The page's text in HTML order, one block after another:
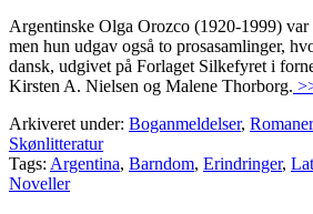
Argentinske Olga Orozco (1920-1999)
men hun udgav også to prosasamlinger,
dansk, udgivet på Forlaget Silkefyret i
Kirsten A. Nielsen og Malene Thorborg.
Arkiveret under: Boganmeldelser,
Skønlitteratur
Tags: Argentina, Barndom, Erindringer,
Noveller